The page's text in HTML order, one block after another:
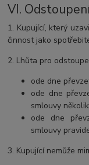
VI.
1. Kupující, který
činnost jako
2. Lhůta pro
ode dne
ode dne
smlouvy
ode dne
smlouvy
3. Kupující nemůže